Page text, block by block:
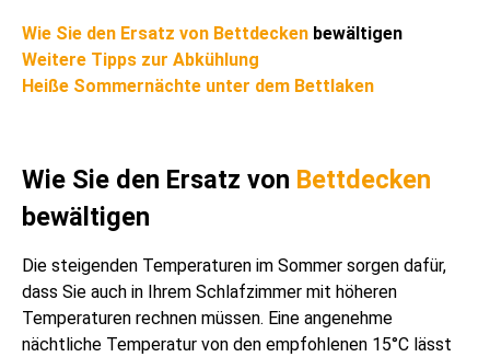
Wie Sie den Ersatz von Bettdecken bewältigen
Weitere Tipps zur Abkühlung
Heiße Sommernächte unter dem Bettlaken
Wie Sie den Ersatz von Bettdecken
bewältigen
Die steigenden Temperaturen im Sommer sorgen dafür,
dass Sie auch in Ihrem Schlafzimmer mit höheren
Temperaturen rechnen müssen. Eine angenehme
nächtliche Temperatur von den empfohlenen 15°C lässt